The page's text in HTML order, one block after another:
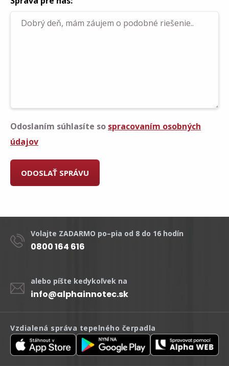
Odoslaním súhlasíte so spracovaním osobných
údajov
Volajte ZADARMO po–pia od 8 do 16 hodín
0800 164 616
alebo píšte kedykoľvek na
info@alphainnotec.sk
Vzdialená správa tepelného čerpadla